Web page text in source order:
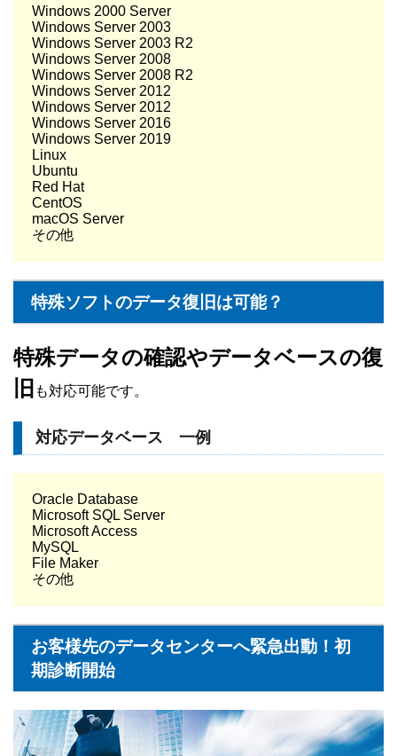
Windows 2000 Server
Windows Server 2003
Windows Server 2003 R2
Windows Server 2008
Windows Server 2008 R2
Windows Server 2012
Windows Server 2012
Windows Server 2016
Windows Server 2019
Linux
Ubuntu
Red Hat
CentOS
macOS Server
その他
特殊ソフトのデータ復旧は可能？
特殊データの確認やデータベースの復
旧 も対応可能です。
対応データベース 一例
Oracle Database
Microsoft SQL Server
Microsoft Access
MySQL
File Maker
その他
お客様先のデータセンターへ緊急出動！初
期診断開始